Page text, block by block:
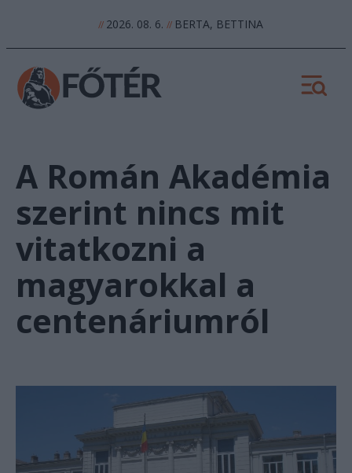
//2026. 08. 6. //BERTA, BETTINA
A Román Akadémia
szerint nincs mit
vitatkozni a
magyarokkal a
centenáriumról